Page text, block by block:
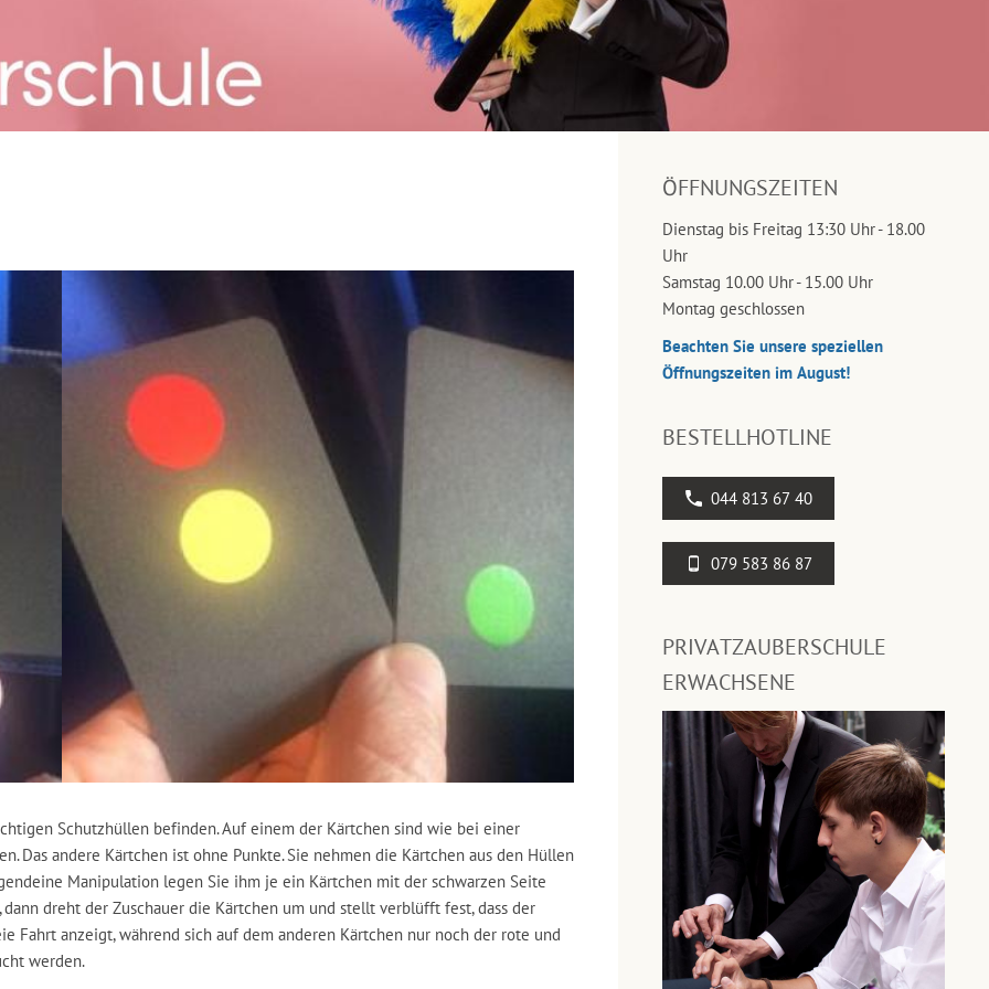
Schutzhüllen befinden. Auf einem der Kärtchen sind wie bei einer
Das andere Kärtchen ist ohne Punkte. Sie nehmen die Kärtchen aus den Hüllen
Manipulation legen Sie ihm je ein Kärtchen mit der schwarzen Seite
dreht der Zuschauer die Kärtchen um und stellt verblüfft fest, dass der
Fahrt anzeigt, während sich auf dem anderen Kärtchen nur noch der rote und
werden.
ÖFFNUNGSZEITEN
Dienstag bis Freitag 13:30 Uhr - 18.00
Uhr
Samstag 10.00 Uhr - 15.00 Uhr
Montag geschlossen
Beachten Sie unsere speziellen
Öffnungszeiten im August!
BESTELLHOTLINE
044 813 67 40
079 583 86 87
PRIVATZAUBERSCHULE
ERWACHSENE